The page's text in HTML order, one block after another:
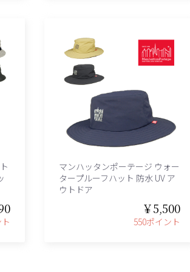
マンハッタンポーテージ ウォー
タープルーフハット 防水 UV ア
ウトドア
￥5,500
550ポイント